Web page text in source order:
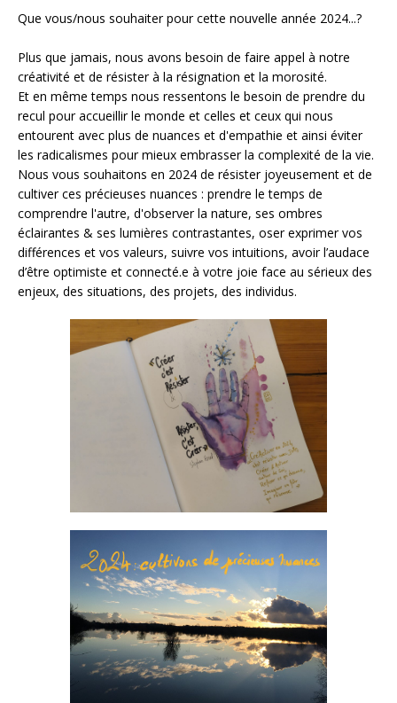
Que vous/nous souhaiter pour cette nouvelle année 2024...?
Plus que jamais, nous avons besoin de faire appel à notre
créativité et de résister à la résignation et la morosité.
Et en même temps nous ressentons le besoin de prendre du
recul pour accueillir le monde et celles et ceux qui nous
entourent avec plus de nuances et d'empathie et ainsi éviter
les radicalismes pour mieux embrasser la complexité de la vie.
Nous vous souhaitons en 2024 de résister joyeusement et de
cultiver ces précieuses nuances : prendre le temps de
comprendre l'autre, d'observer la nature, ses ombres
éclairantes & ses lumières contrastantes, oser exprimer vos
différences et vos valeurs, suivre vos intuitions, avoir l’audace
d’être optimiste et connecté.e à votre joie face au sérieux des
enjeux, des situations, des projets, des individus.